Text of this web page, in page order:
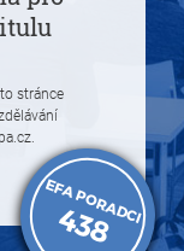
stránce
EFA PORADCI
438